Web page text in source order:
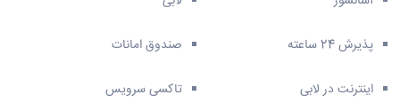
پذیرش 24 ساعته صندوق امانات
اینترنت در لابی تاکسی سرویس